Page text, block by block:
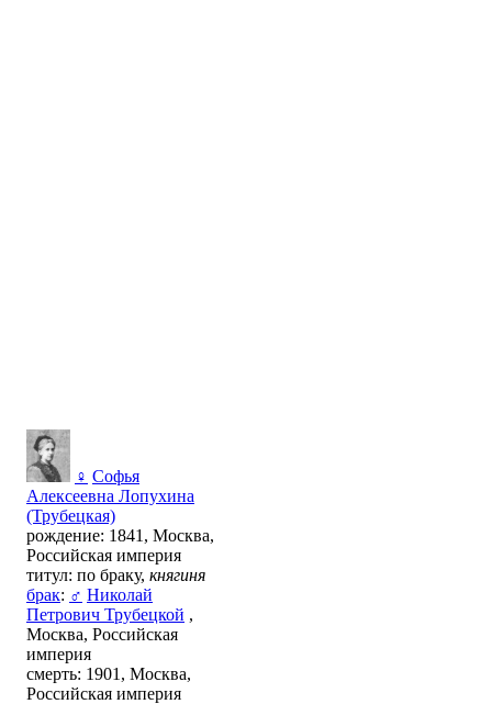
♀ Софья
Алексеевна Лопухина
(Трубецкая)
рождение: 1841, Москва,
Российская империя
титул: по браку, княгиня
брак: ♂ Николай
Петрович Трубецкой ,
Москва, Российская
империя
смерть: 1901, Москва,
Российская империя